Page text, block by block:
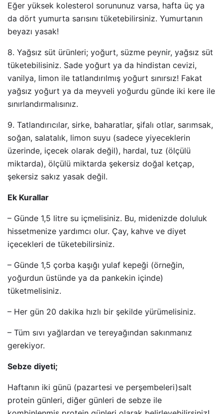
Eğer yüksek kolesterol sorununuz varsa, hafta üç ya
da dört yumurta sarısını tüketebilirsiniz. Yumurtanın
beyazı yasak!
8. Yağsız süt ürünleri; yoğurt, süzme peynir, yağsız süt
tüketebilisiniz. Sade yoğurt ya da hindistan cevizi,
vanilya, limon ile tatlandırılmış yoğurt sınırsız! Fakat
yağsız yoğurt ya da meyveli yoğurdu günde iki kere ile
sınırlandırmalısınız.
9. Tatlandırıcılar, sirke, baharatlar, şifalı otlar, sarımsak,
soğan, salatalık, limon suyu (sadece yiyeceklerin
üzerinde, içecek olarak değil), hardal, tuz (ölçülü
miktarda), ölçülü miktarda şekersiz doğal ketçap,
şekersiz sakız yasak değil.
Ek Kurallar
– Günde 1,5 litre su içmelisiniz. Bu, midenizde doluluk
hissetmenize yardımcı olur. Çay, kahve ve diyet
içecekleri de tüketebilirsiniz.
– Günde 1,5 çorba kaşığı yulaf kepeği (örneğin,
yoğurdun üstünde ya da pankekin içinde)
tüketmelisiniz.
– Her gün 20 dakika hızlı bir şekilde yürümelisiniz.
– Tüm sıvı yağlardan ve tereyağından sakınmanız
gerekiyor.
Sebze diyeti;
Haftanın iki günü (pazartesi ve perşembeleri)salt
protein günleri, diğer günleri de sebze ile